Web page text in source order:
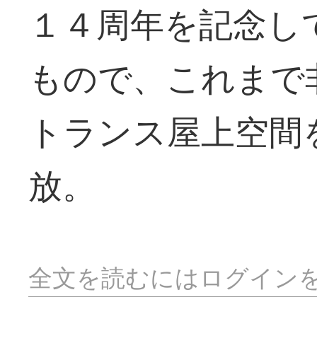
１４周年を記念
もので、これま
トランス屋上空
放。
全文を読むにはログイン